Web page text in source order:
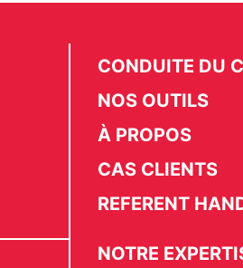
CONDUITE DU
NOS OUTILS
À PROPOS
CAS CLIENTS
REFERENT
NOTRE